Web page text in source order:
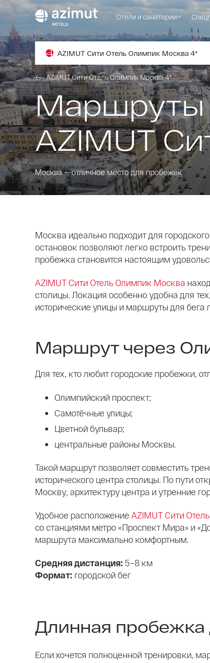
Отели и санатории
AZIMUT Сити Отель Олимпик Москва 4*
AZIMUT Сити Отель Олимпик Москва 4*
Маршруты
AZIMUT
Москва — отличное место для пробежек
Москва идеально подходит для
остановок позволяют легко встроить
пробежка становится настоящим
AZIMUT Сити Отель Олимпик Москва
столицы. Локация особенно удобна для
исторические улицы и маршруты для бега
Маршрут через
Для тех, кто любит городские пробежки,
Олимпийский проспект;
Самотёчные улицы;
Цветной бульвар;
центральные районы Москвы.
Такой маршрут позволяет совместить
исторического центра столицы. По пути
Москву, архитектуру центра и утренние
Удобное расположение AZIMUT Сити
со станциями метро «Проспект Мира» и
маршрута максимально комфортным.
Средняя дистанция: 5–8 км
Формат: городской бег
Длинная
Если хочется полноценной тренировки,